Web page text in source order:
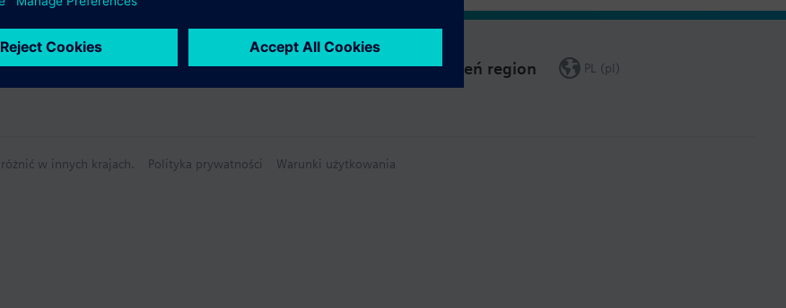
Zmień region PL (pl)
w innych krajach. Polityka prywatności Warunki użytkowania